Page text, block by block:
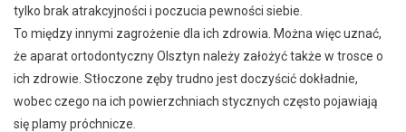
tylko brak atrakcyjności i poczucia pewności siebie.
To między innymi zagrożenie dla ich zdrowia. Można więc uznać,
że aparat ortodontyczny Olsztyn należy założyć także w trosce o
ich zdrowie. Stłoczone zęby trudno jest doczyścić dokładnie,
wobec czego na ich powierzchniach stycznych często pojawiają
się plamy próchnicze.